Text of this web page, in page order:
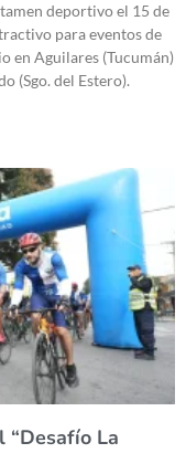
deportivo el 15 de
para eventos de
en Aguilares (Tucumán)
(Sgo. del Estero).
“Desafío La